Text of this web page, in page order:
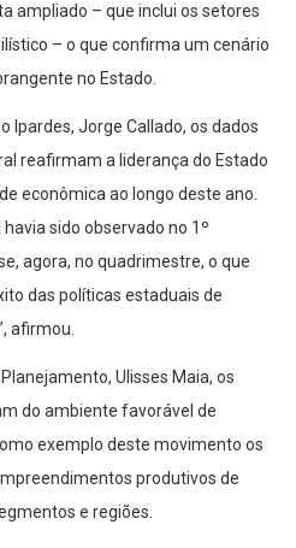
ampliado – que inclui os setores
– o que confirma um cenário
no Estado.
Ipardes, Jorge Callado, os dados
reafirmam a liderança do Estado
econômica ao longo deste ano.
sido observado no 1º
agora, no quadrimestre, o que
das políticas estaduais de
afirmou.
Ulisses Maia, os
do ambiente favorável de
exemplo deste movimento os
produtivos de
e regiões.